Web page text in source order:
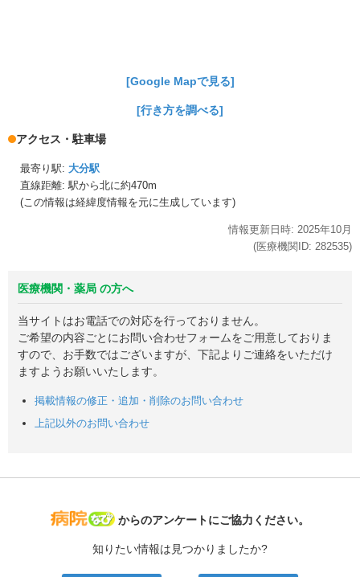
[Google Mapで見る]
[行き方を調べる]
アクセス・駐車場
最寄り駅: 大分駅
直線距離: 駅から北に約470m
(この情報は経緯度情報を元に生成しています)
情報更新日時: 2025年10月
(医療機関ID: 282535)
医療機関・薬局 の方へ
当サイトはお電話での対応を行っておりません。
ご希望の内容ごとにお問い合わせフォームをご用意しておりま
すので、お手数ではございますが、下記よりご連絡をいただけ
ますようお願いいたします。
掲載情報の修正・追加・削除のお問い合わせ
上記以外のお問い合わせ
病院なび
からのアンケートにご協力ください。
知りたい情報は見つかりましたか?